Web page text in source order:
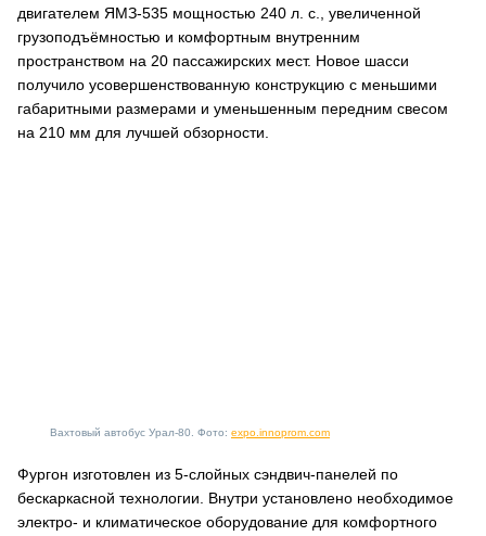
двигателем ЯМЗ-535 мощностью 240 л. с., увеличенной
грузоподъёмностью и комфортным внутренним
пространством на 20 пассажирских мест. Новое шасси
получило усовершенствованную конструкцию с меньшими
габаритными размерами и уменьшенным передним свесом
на 210 мм для лучшей обзорности.
Вахтовый автобус Урал-80. Фото: expo.innoprom.com
Фургон изготовлен из 5-слойных сэндвич-панелей по
бескаркасной технологии. Внутри установлено необходимое
электро- и климатическое оборудование для комфортного